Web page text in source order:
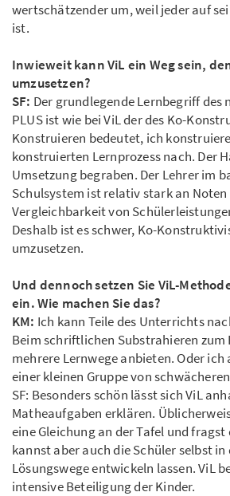
wertschätzender um, weil jeder auf
ist.
Inwieweit kann ViL ein Weg sein,
umzusetzen?
SF: Der grundlegende Lernbegriff des
PLUS ist wie bei ViL der des Ko-
Konstruieren bedeutet, ich
konstruierten Lernprozess nach. Der
Umsetzung begraben. Der Lehrer im
Schulsystem ist relativ stark an Noten
Vergleichbarkeit von
Deshalb ist es schwer, Ko-
umzusetzen.
Und dennoch setzen Sie ViL-
ein. Wie machen Sie das?
KM: Ich kann Teile des Unterrichts
Beim schriftlichen Substrahieren zum
mehrere Lernwege anbieten. Oder
einer kleinen Gruppe von
SF: Besonders schön lässt sich ViL
Matheaufgaben erklären.
eine Gleichung an der Tafel und fragst
kannst aber auch die Schüler selbst in
Lösungswege entwickeln lassen. ViL
intensive Beteiligung der Kinder.